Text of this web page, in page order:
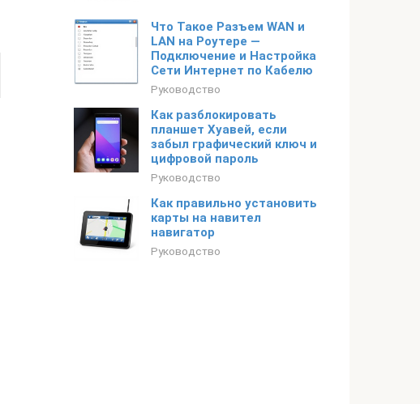
Что Такое Разъем WAN и
LAN на Роутере —
Подключение и Настройка
Сети Интернет по Кабелю
Руководство
Как разблокировать
планшет Хуавей, если
забыл графический ключ и
цифровой пароль
Руководство
Как правильно установить
карты на навител
навигатор
Руководство